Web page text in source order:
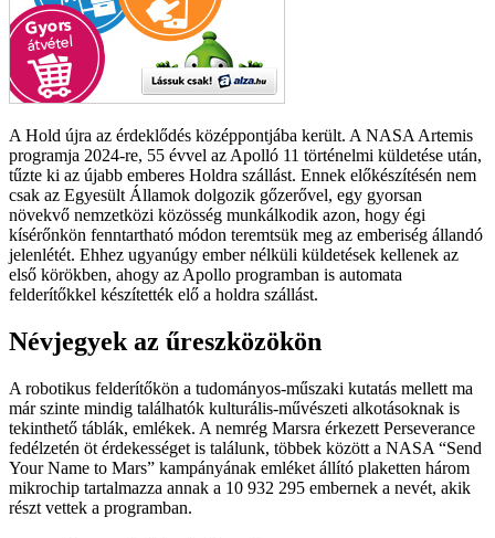
A Hold újra az érdeklődés középpontjába került. A NASA Artemis
programja 2024-re, 55 évvel az Apolló 11 történelmi küldetése után,
tűzte ki az újabb emberes Holdra szállást. Ennek előkészítésén nem
csak az Egyesült Államok dolgozik gőzerővel, egy gyorsan
növekvő nemzetközi közösség munkálkodik azon, hogy égi
kísérőnkön fenntartható módon teremtsük meg az emberiség állandó
jelenlétét. Ehhez ugyanúgy ember nélküli küldetések kellenek az
első körökben, ahogy az Apollo programban is automata
felderítőkkel készítették elő a holdra szállást.
Névjegyek az űreszközökön
A robotikus felderítőkön a tudományos-műszaki kutatás mellett ma
már szinte mindig találhatók kulturális-művészeti alkotásoknak is
tekinthető táblák, emlékek. A nemrég Marsra érkezett Perseverance
fedélzetén öt érdekességet is találunk, többek között a NASA “Send
Your Name to Mars” kampányának emléket állító plaketten három
mikrochip tartalmazza annak a 10 932 295 embernek a nevét, akik
részt vettek a programban.